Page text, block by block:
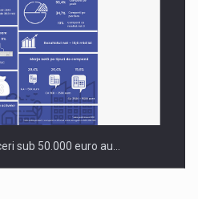
sub 50.000 euro au…